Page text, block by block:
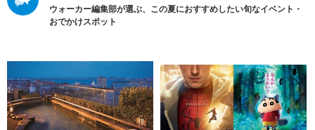
ウォーカー編集部が選ぶ、この夏におすすめしたい旬なイベント・
おでかけスポット